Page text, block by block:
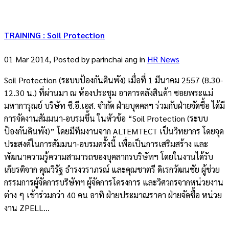
TRAINING : Soil Protection
01 Mar 2014, Posted byparinchai ang in HR News
Soil Protection (ระบบป้องกันดินพัง) เมื่อที่ 1 มีนาคม 2557 (8.30-
12.30 น.) ที่ผ่านมา ณ ห้องประชุม อาคารคลังสินค้า ซอยพระแม่
มหาการุณย์ บริษัท ซี.อี.เอส. จำกัด ฝ่ายบุคคลฯ ร่วมกับฝ่ายจัดซื้อ ได้มี
การจัดงานสัมมนา-อบรมขึ้น ในหัวข้อ “Soil Protection (ระบบ
ป้องกันดินพัง)” โดยมีทีมงานจาก ALTEMTECT เป็นวิทยากร โดยจุด
ประสงค์ในการสัมมนา-อบรมครั้งนี้ เพื่อเป็นการเสริมสร้าง และ
พัฒนาความรู้ความสามารถของบุคลากรบริษัทฯ โดยในงานได้รับ
เกียรติจาก คุณวิรัฐ ธำรงวราภรณ์ และคุณชาตรี ดิเรกวัฒนชัย ผู้ช่วย
กรรมการผู้จัดการบริษัทฯ ผู้จัดการโครงการ และวิศวกรจากหน่วยงาน
ต่าง ๆ เข้าร่วมกว่า 40 คน อาทิ ฝ่ายประมาณราคา ฝ่ายจัดซื้อ หน่วย
งาน ZPELL...